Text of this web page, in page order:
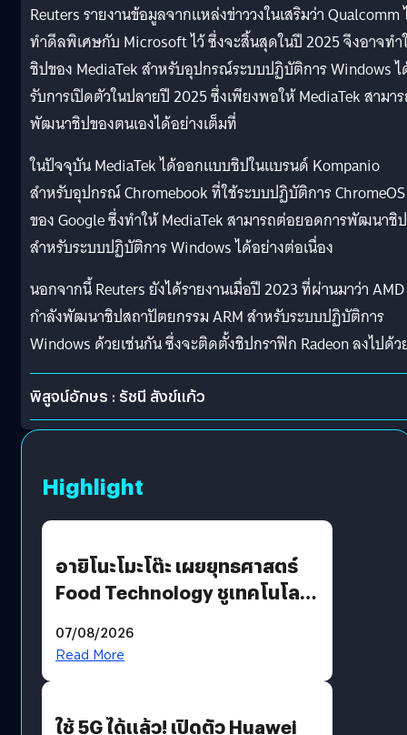
Reuters รายงานข้อมูลจากแหล่งข่าววงในเสริมว่า Qualcomm
ทำดีลพิเศษกับ Microsoft ไว้ ซึ่งจะสิ้นสุดในปี 2025 จึงอาจทำ
ชิปของ MediaTek สำหรับอุปกรณ์ระบบปฏิบัติการ Windows
รับการเปิดตัวในปลายปี 2025 ซึ่งเพียงพอให้ MediaTek สามา
พัฒนาชิปของตนเองได้อย่างเต็มที่
ในปัจจุบัน MediaTek ได้ออกแบบชิปในแบรนด์ Kompanio
สำหรับอุปกรณ์ Chromebook ที่ใช้ระบบปฏิบัติการ ChromeOS
ของ Google ซึ่งทำให้ MediaTek สามารถต่อยอดการพัฒนาชิป
สำหรับระบบปฏิบัติการ Windows ได้อย่างต่อเนื่อง
นอกจากนี้ Reuters ยังได้รายงานเมื่อปี 2023 ที่ผ่านมาว่า
กำลังพัฒนาชิปสถาปัตยกรรม ARM สำหรับระบบปฏิบัติการ
Windows ด้วยเช่นกัน ซึ่งจะติดตั้งชิปกราฟิก Radeon ลงไปด้ว
พิสูจน์อักษร : รัชนี สังข์แก้ว
Highlight
อายิโนะโมะโต๊ะ เผยยุทธศาสตร์
Food Technology ชูเทคโนโลยี
บริโภคและ B2B
07/08/2026
Read More
ใช้ 5G ได้แล้ว! เปิดตัว Huawei